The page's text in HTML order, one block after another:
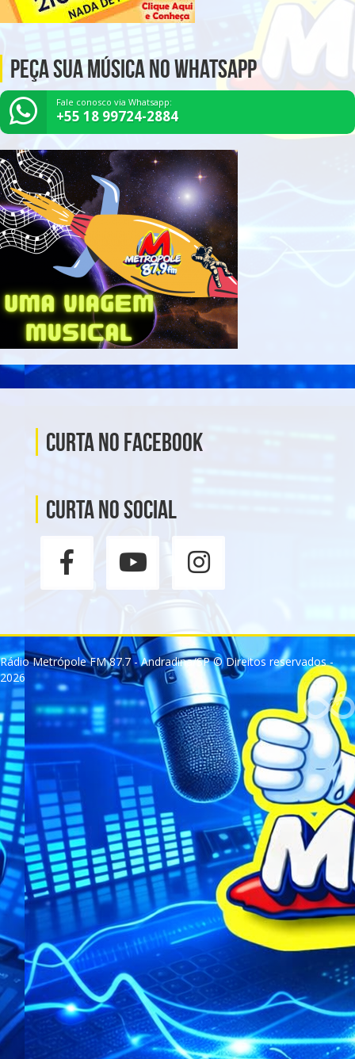
Peça Sua Música no Whatsapp
Fale conosco via Whatsapp:
+55 18 99724-2884
Curta no Facebook
Curta no social
Rádio Metrópole FM 87.7 - Andradina/SP © Direitos reservados -
2026